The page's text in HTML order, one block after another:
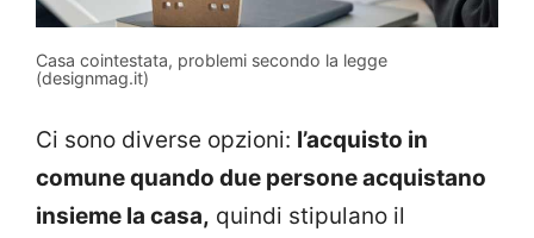
Casa cointestata, problemi secondo la legge
(designmag.it)
Ci sono diverse opzioni: l’acquisto in
comune quando due persone acquistano
insieme la casa, quindi stipulano il